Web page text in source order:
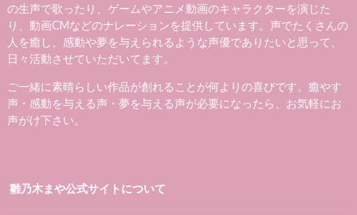
の生声で歌ったり、ゲームやアニメ動画のキャラクターを演じた
り、動画CMなどのナレーションを提供しています。声でたくさんの
人を癒し、感動や夢を与えられるような声優でありたいと思って、
日々活動させていただいてます。
ご一緒に素晴らしい作品が創れることが何よりの喜びです。癒やす
声・感動を与える声・夢を与える声が必要になったら、お気軽にお
声がけ下さい。
雛乃木まや公式サイトについて